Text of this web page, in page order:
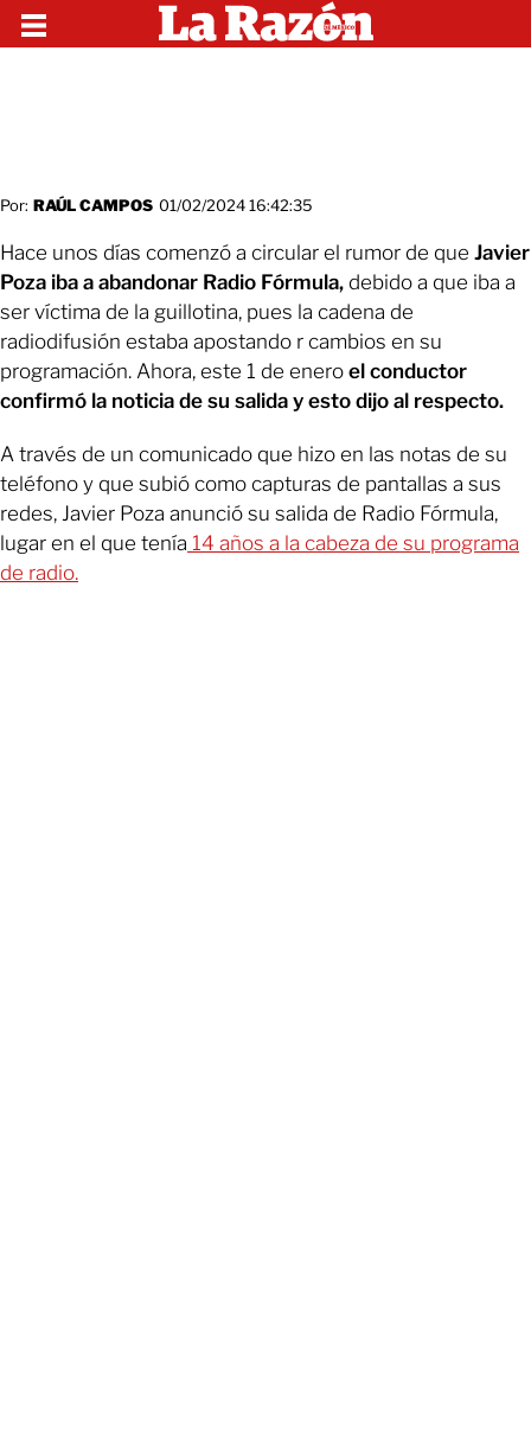
Por: RAÚL CAMPOS 01/02/2024 16:42:35
Hace unos días comenzó a circular el rumor de que Javier
Poza iba a abandonar Radio Fórmula, debido a que iba a
ser víctima de la guillotina, pues la cadena de
radiodifusión estaba apostando r cambios en su
programación. Ahora, este 1 de enero el conductor
confirmó la noticia de su salida y esto dijo al respecto.
A través de un comunicado que hizo en las notas de su
teléfono y que subió como capturas de pantallas a sus
redes, Javier Poza anunció su salida de Radio Fórmula,
lugar en el que tenía 14 años a la cabeza de su programa
de radio.